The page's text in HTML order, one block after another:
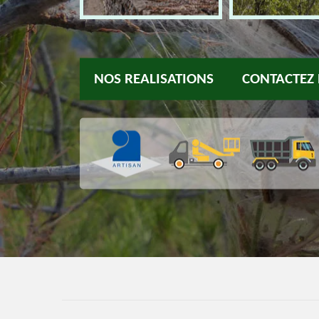
NOS REALISATIONS